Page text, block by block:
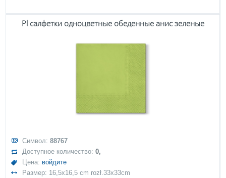
Pl салфетки одноцветные обеденные анис зеленые
Символ:88767
Доступное количество:0,
Цена: войдите
Размер: 16,5x16,5 cm rozł.33x33cm